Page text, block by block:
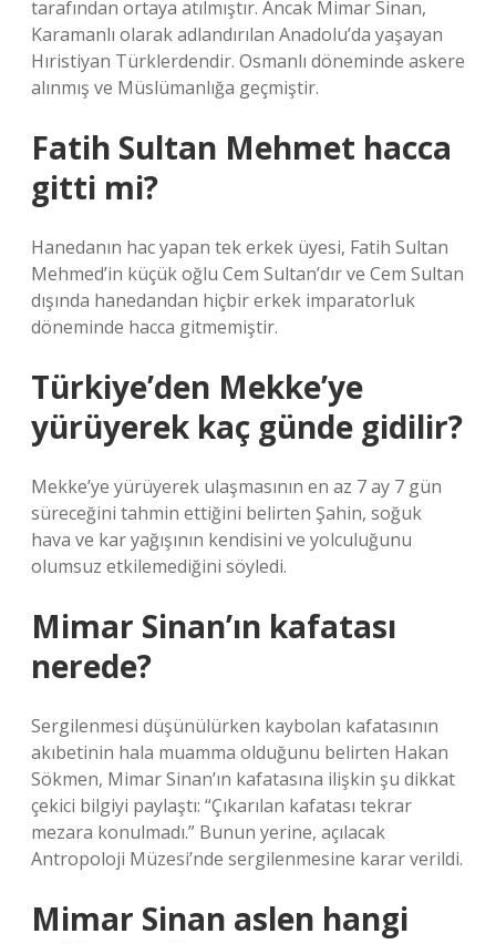
tarafından ortaya atılmıştır. Ancak Mimar Sinan,
Karamanlı olarak adlandırılan Anadolu’da yaşayan
Hıristiyan Türklerdendir. Osmanlı döneminde askere
alınmış ve Müslümanlığa geçmiştir.
Fatih Sultan Mehmet hacca
gitti mi?
Hanedanın hac yapan tek erkek üyesi, Fatih Sultan
Mehmed’in küçük oğlu Cem Sultan’dır ve Cem Sultan
dışında hanedandan hiçbir erkek imparatorluk
döneminde hacca gitmemiştir.
Türkiye’den Mekke’ye
yürüyerek kaç günde gidilir?
Mekke’ye yürüyerek ulaşmasının en az 7 ay 7 gün
süreceğini tahmin ettiğini belirten Şahin, soğuk
hava ve kar yağışının kendisini ve yolculuğunu
olumsuz etkilemediğini söyledi.
Mimar Sinan’ın kafatası
nerede?
Sergilenmesi düşünülürken kaybolan kafatasının
akıbetinin hala muamma olduğunu belirten Hakan
Sökmen, Mimar Sinan’ın kafatasına ilişkin şu dikkat
çekici bilgiyi paylaştı: “Çıkarılan kafatası tekrar
mezara konulmadı.” Bunun yerine, açılacak
Antropoloji Müzesi’nde sergilenmesine karar verildi.
Mimar Sinan aslen hangi